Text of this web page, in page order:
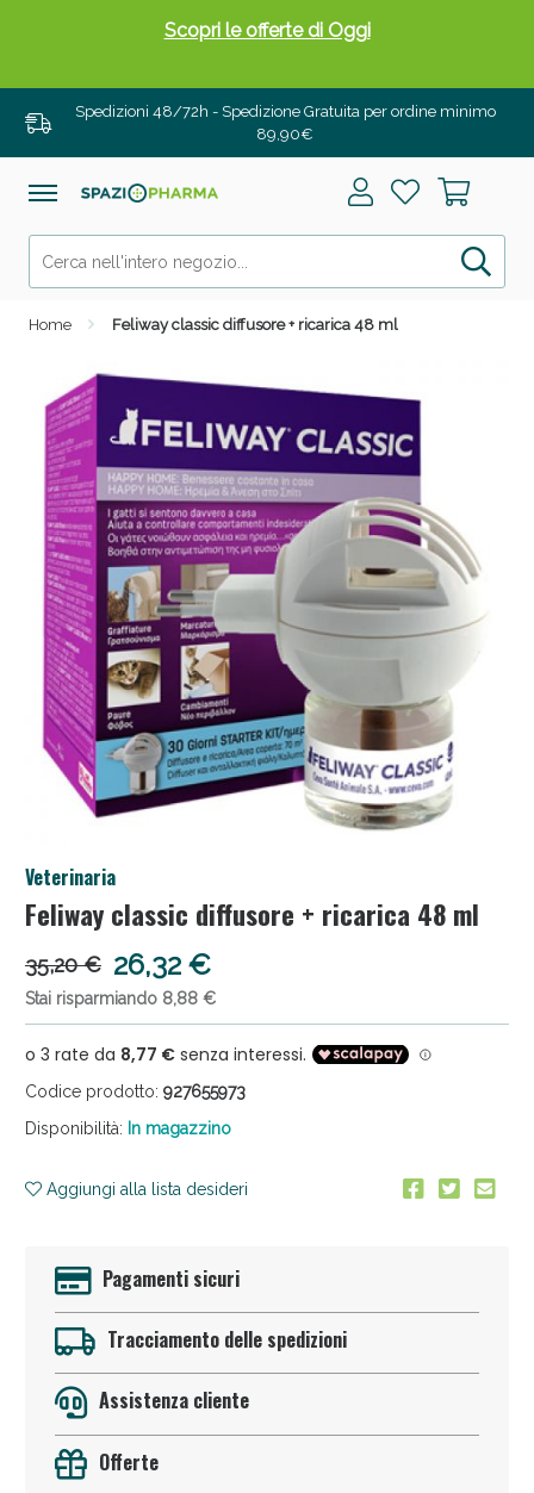
Spedizioni 48/72h - Spedizione Gratuita per ordine minimo
89,90€
Home Feliway classic diffusore + ricarica 48 ml
Veterinaria
Feliway classic diffusore + ricarica 48 ml
35,20 € 26,32 €
Stai risparmiando 8,88 €
Codice prodotto: 927655973
Disponibilità: In magazzino
Aggiungi alla lista desideri
Pagamenti sicuri
Tracciamento delle spedizioni
Assistenza cliente
Offerte
Scopri le offerte di Oggi
Drenanti e Pancia Piatta: Sconti fino al 55% validi
solo per OGGI!
Salini e Multivitaminici: oggi Sconto extra fino al
Anticellulite e Fanghi: Sconto fino al 40% valido
oggi!